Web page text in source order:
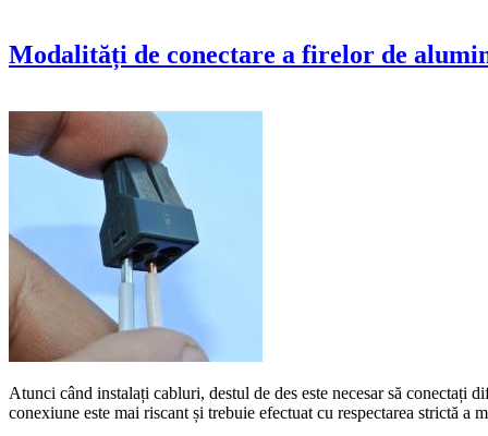
Modalități de conectare a firelor de
Atunci când instalați cabluri, destul de des este necesar să
conexiune este mai riscant și trebuie efectuat cu respectarea strictă a